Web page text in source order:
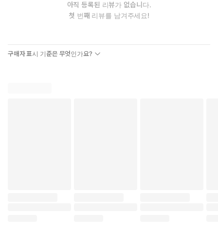
아직 등록된 리뷰가 없습니다.
첫 번째 리뷰를 남겨주세요!
구매자 표시 기준은 무엇인가요?